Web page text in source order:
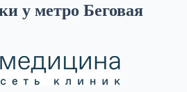
у метро Беговая